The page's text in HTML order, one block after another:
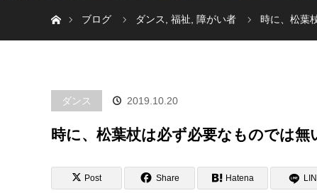
ブログ
ダンス 福祉 障がい者 時に、松葉
ダンス 2019.10.20
時に、松葉杖は必ず必要なものでは無
Post Share Hatena